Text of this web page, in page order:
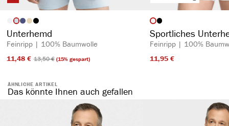
Artikelfarbe
Unterhemd
Feinripp | 100% Baumwolle
11,48 €​ 13,50 €​(15% gespart)
Artikelfarbe
Sportliches
Feinripp | 100%
11,95 €​
ÄHNLICHE ARTIKEL
Das könnte Ihnen auch gefallen